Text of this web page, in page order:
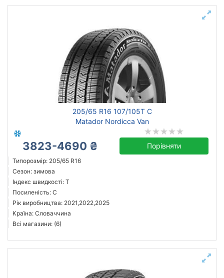
205/65 R16 107/105T C
Matador Nordicca Van
3823-4690 ₴ Порівняти
Типорозмір: 205/65 R16
Сезон: зимова
Індекс швидкості: T
Посиленість: C
Рік виробництва: 2021,2022,2025
Країна: Словаччина
Всі магазини: (6)